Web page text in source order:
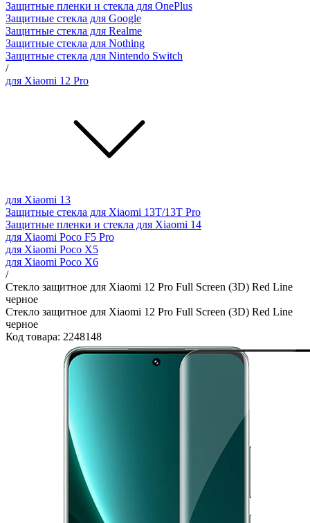
Защитные пленки и стекла для OnePlus
Защитные стекла для Google
Защитные стекла для Realme
Защитные стекла для Nothing
Защитные стекла для Nintendo Switch
/
для Xiaomi 12 Pro
для Xiaomi 13
Защитные стекла для Xiaomi 13T/13T Pro
Защитные пленки и стекла для Xiaomi 14
для Xiaomi Poco F5 Pro
для Xiaomi Poco X5
для Xiaomi Poco X6
/
Стекло защитное для Xiaomi 12 Pro Full Screen (3D) Red Line
черное
Стекло защитное для Xiaomi 12 Pro Full Screen (3D) Red Line
черное
Код товара: 2248148